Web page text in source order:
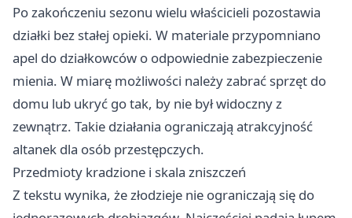
Po zakończeniu sezonu wielu właścicieli pozostawia
działki bez stałej opieki. W materiale przypomniano
apel do działkowców o odpowiednie zabezpieczenie
mienia. W miarę możliwości należy zabrać sprzęt do
domu lub ukryć go tak, by nie był widoczny z
zewnątrz. Takie działania ograniczają atrakcyjność
altanek dla osób przestępczych.
Przedmioty kradzione i skala zniszczeń
Z tekstu wynika, że złodzieje nie ograniczają się do